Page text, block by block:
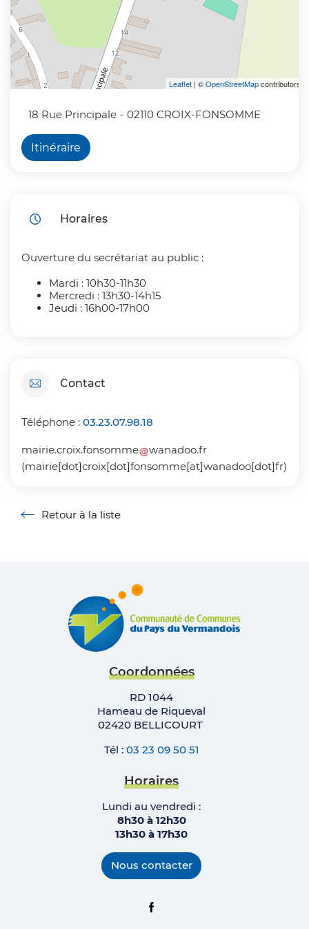
Leaflet | ©OpenStreetMapcontributors
18 Rue Principale - 02110 CROIX-FONSOMME
Itinéraire
Horaires
Ouverture du secrétariat au public :
Mardi : 10h30-11h30
Mercredi : 13h30-14h15
Jeudi : 16h00-17h00
Contact
Téléphone : 03.23.07.98.18
mairie.croix.fonsomme wanadoo.fr
(mairie[dot]croix[dot]fonsomme[at]wanadoo[dot]fr)
Retour à la liste
Retour à la liste
Coordonnées
RD 1044
Hameau de Riqueval
02420 BELLICOURT
Tél : 03 23 09 50 51
Horaires
Lundi au vendredi :
8h30 à 12h30
13h30 à 17h30
Nous contacter